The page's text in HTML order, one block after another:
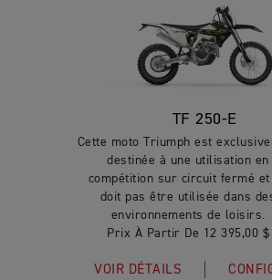
TF 250-E
Cette moto Triumph est
destinée à une utilisation en
compétition sur circuit fermé et
doit pas être utilisée dans
environnements de loisirs.
Prix À Partir De 12 395,00 $
VOIR DÉTAILS